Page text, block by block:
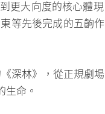
等先後完成的五齣
生命。